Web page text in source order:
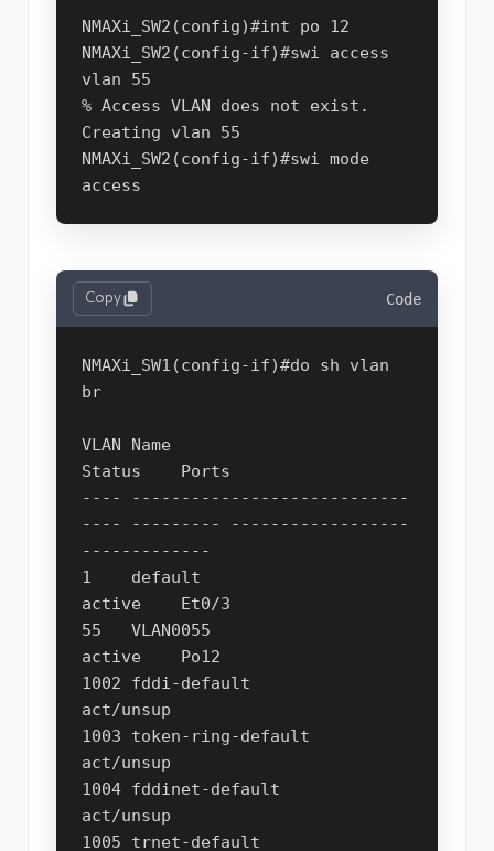
NMAXi_SW2(config)#int po 12
NMAXi_SW2(config-if)#swi access
vlan 55
% Access VLAN does not exist.
Creating vlan 55
NMAXi_SW2(config-if)#swi mode
Code
Copy
NMAXi_SW1(config-if)#do sh vlan
br
VLAN Name
Status    Ports
---- ----------------------------
---- --------- ------------------
-------------
1    default
active    Et0/3
55   VLAN0055
active    Po12
1002 fddi-default
act/unsup
1003 token-ring-default
act/unsup
1004 fddinet-default
act/unsup
1005 trnet-default